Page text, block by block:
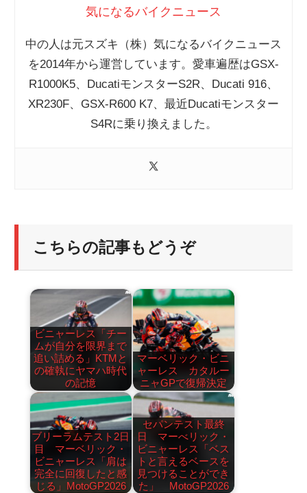
気になるバイクニュース
中の人は元スズキ（株）気になるバイクニュース
を2014年から運営しています。愛車遍歴はGSX-
R1000K5、DucatiモンスターS2R、Ducati 916、
XR230F、GSX-R600 K7、最近Ducatiモンスター
S4Rに乗り換えました。
こちらの記事もどうぞ
ビニャーレス「チー
ムが自分を限界まで
追い詰める」KTMと
の確執にヤマハ時代
の記憶
マーベリック・ビニ
ャーレス カタルー
ニャGPで復帰決定
ブリーラムテスト2日
目 マーベリック・
ビニャーレス「肩は
完全に回復したと感
じる」MotoGP2026
セパンテスト最終
日 マーべリック・
ビニャーレス「ベス
トと言えるベースを
見つけることができ
た」 MotoGP2026